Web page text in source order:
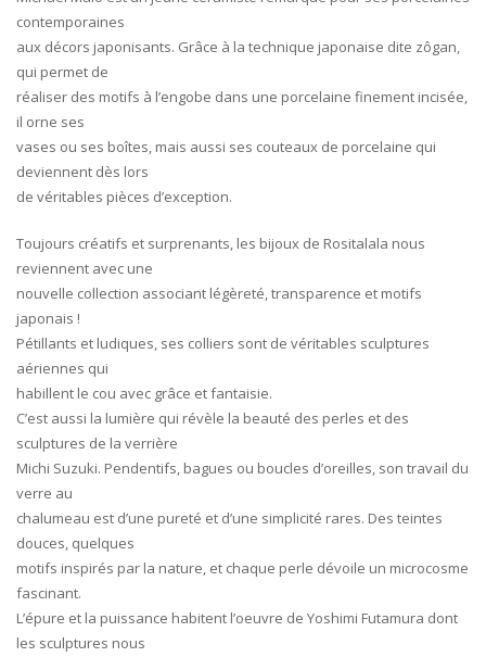
contemporaines
aux décors japonisants. Grâce à la technique japonaise dite zôgan,
qui permet de
réaliser des motifs à l’engobe dans une porcelaine finement incisée,
il orne ses
vases ou ses boîtes, mais aussi ses couteaux de porcelaine qui
deviennent dès lors
de véritables pièces d’exception.
Toujours créatifs et surprenants, les bijoux de Rositalala nous
reviennent avec une
nouvelle collection associant légèreté, transparence et motifs
japonais !
Pétillants et ludiques, ses colliers sont de véritables sculptures
aériennes qui
habillent le cou avec grâce et fantaisie.
C’est aussi la lumière qui révèle la beauté des perles et des
sculptures de la verrière
Michi Suzuki. Pendentifs, bagues ou boucles d’oreilles, son travail du
verre au
chalumeau est d’une pureté et d’une simplicité rares. Des teintes
douces, quelques
motifs inspirés par la nature, et chaque perle dévoile un microcosme
fascinant.
L’épure et la puissance habitent l’oeuvre de Yoshimi Futamura dont
les sculptures nous